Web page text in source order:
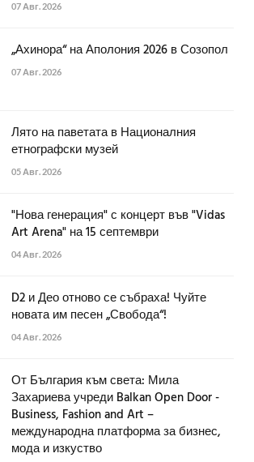
07 Авг. 2026
„Ахинора“ на Аполония 2026 в Созопол
07 Авг. 2026
Лято на паветата в Националния
етнографски музей
05 Авг. 2026
"Нова генерация" с концерт във "Vidas
Art Arena" на 15 септември
04 Авг. 2026
D2 и Део отново се събраха! Чуйте
новата им песен „Свобода“!
04 Авг. 2026
От България към света: Мила
Захариева учреди Balkan Open Door -
Business, Fashion and Art –
международна платформа за бизнес,
мода и изкуство